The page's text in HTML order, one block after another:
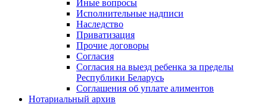
Иные вопросы
Исполнительные надписи
Наследство
Приватизация
Прочие договоры
Согласия
Согласия на выезд ребенка за пределы
Республики Беларусь
Соглашения об уплате алиментов
Нотариальный архив